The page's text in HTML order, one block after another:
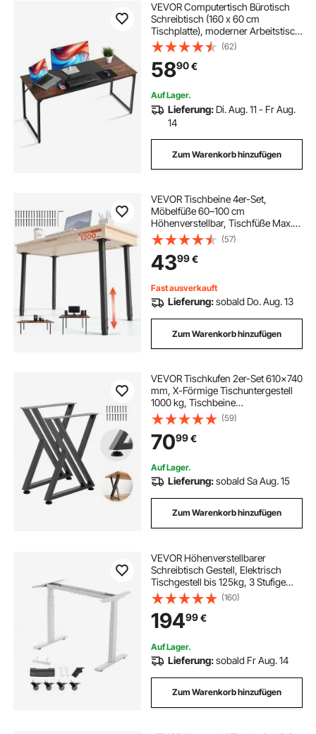
VEVOR Computertisch Bürotisch
Schreibtisch (160 x 60 cm
Tischplatte), moderner Arbeitstisch
mit Metallrahmen & 68 kg Tragkraft
für Homeoffice Arbeitszimmer
Schlafzimmer Wohnzimmer, Braun
Schwarz
(62)
5890€
Auf Lager.
Lieferung: Di. Aug. 11 - Fr Aug.
14
Zum Warenkorb hinzufügen
VEVOR Tischbeine 4er-Set,
Möbelfüße 60–100 cm
Höhenverstellbar, Tischfüße Max.
544 kg, Teleskopbein aus
Kohlenstoffstahl, für Schreibtische,
Couchtische, Esstische,
Werkbänke, Rund
(57)
4399€
Fast ausverkauft
Lieferung:sobald Do. Aug. 13
Zum Warenkorb hinzufügen
VEVOR Tischkufen 2er-Set 610x740
mm, X-Förmige Tischuntergestell
1000 kg, Tischbeine
Kohlenstoffstahl, Möbelfüße,
Tischgestell, Tischfüße für
Schreibtische, Couchtische,
Esstische, Schwarz
(59)
7099€
Auf Lager.
Lieferung:sobald Sa Aug. 15
Zum Warenkorb hinzufügen
VEVOR Höhenverstellbarer
Schreibtisch Gestell, Elektrisch
Tischgestell bis 125kg, 3 Stufige
Tischbeine mit 2 Motoren
Speicherfunktion Höhenanzeige
Kollisionschutz & USB,
Tischständer für Büro, Weiß
(160)
19499€
Auf Lager.
Lieferung:sobald Fr Aug. 14
Zum Warenkorb hinzufügen